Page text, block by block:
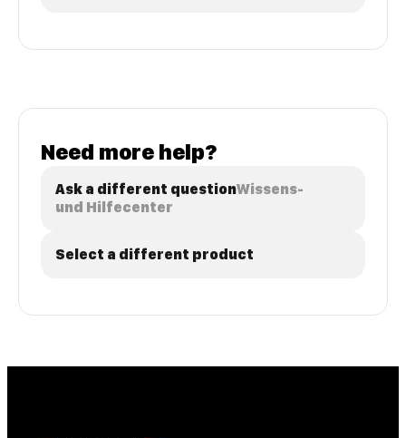
Need more help?
Ask a different questionWissens-
und Hilfecenter
Select a different product